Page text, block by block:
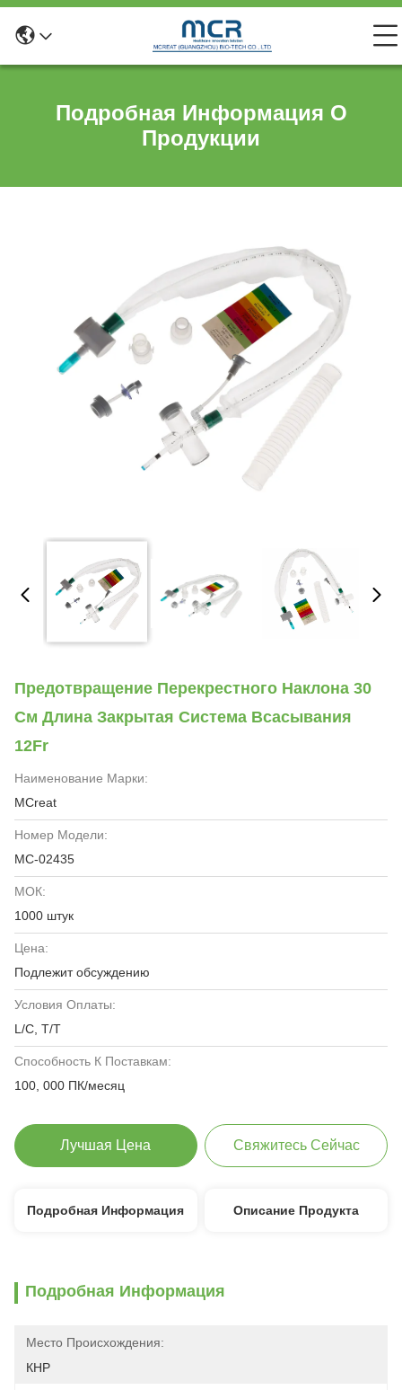
Подробная Информация О
Продукции
Предотвращение Перекрестного Наклона 30
См Длина Закрытая Система Всасывания
12Fr
Наименование Марки:
MCreat
Номер Модели:
MC-02435
МОК:
1000 штук
Цена:
Подлежит обсуждению
Условия Оплаты:
L/C, T/T
Способность К Поставкам:
100, 000 ПК/месяц
Лучшая Цена Свяжитесь Сейчас
Подробная Информация Описание Продукта
Подробная Информация
Место Происхождения:
КНР